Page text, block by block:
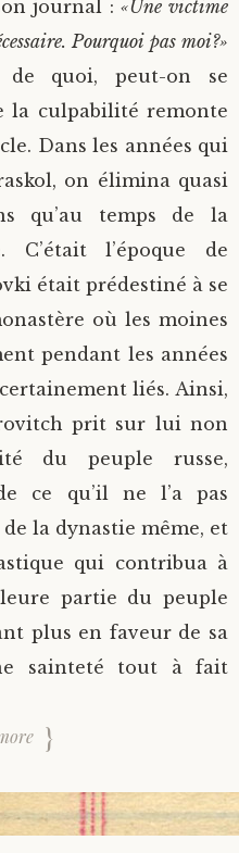
journal :«Une victime
Pourquoi pas moi?»
de quoi, peut-on se
la culpabilité remonte
Dans les années qui
on élimina quasi
qu’au temps de la
C’était l’époque de
était prédestiné à se
où les moines
pendant les années
liés. Ainsi,
prit sur lui non
du peuple russe,
ce qu’il ne l’a pas
la dynastie même, et
qui contribua à
partie du peuple
plus en faveur de sa
sainteté tout à fait